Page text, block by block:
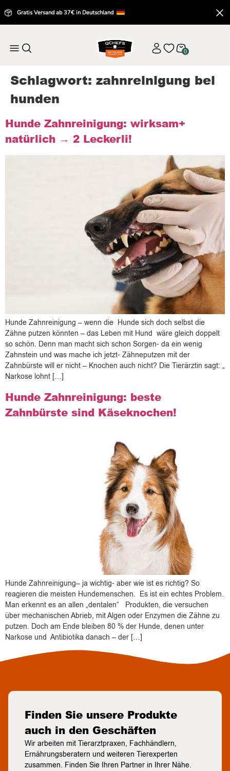
Gratis Versand ab 37€ in Deutschland
0
Schlagwort: zahnreinigung bei
hunden
Hunde Zahnreinigung: wirksam+
natürlich → 2 Leckerli!
Hunde Zahnreinigung – wenn die Hunde sich doch selbst die
Zähne putzen könnten – das Leben mit Hund wäre gleich doppelt
so schön. Denn man macht sich schon Sorgen- da ein wenig
Zahnstein und was mache ich jetzt- Zähneputzen mit der
Zahnbürste will er nicht – Knochen auch nicht? Die Tierärztin sagt: „
Narkose lohnt […]
Hunde Zahnreinigung: beste
Zahnbürste sind Käseknochen!
Hunde Zahnreinigung– ja wichtig- aber wie ist es richtig? So
reagieren die meisten Hundemenschen. Es ist ein echtes Problem.
Man erkennt es an allen „dentalen“ Produkten, die versuchen
über mechanischen Abrieb, mit Algen oder Enzymen die Zähne zu
putzen. Doch am Ende bleiben 80 % der Hunde, denen unter
Narkose und Antibiotika danach – der […]
Finden Sie unsere Produkte
auch in den Geschäften
Wir arbeiten mit Tierarztpraxen, Fachhändlern,
Ernährungsberatern und weiteren Tierexperten
zusammen. Finden Sie Ihren Partner in Ihrer Nähe.